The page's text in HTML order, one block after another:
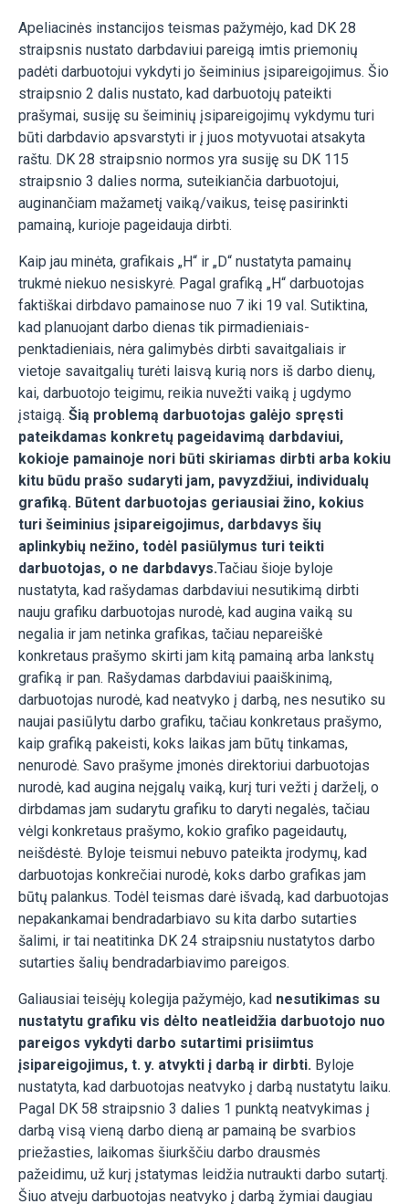
Apeliacinės instancijos teismas pažymėjo, kad DK 28
straipsnis nustato darbdaviui pareigą imtis priemonių
padėti darbuotojui vykdyti jo šeiminius įsipareigojimus. Šio
straipsnio 2 dalis nustato, kad darbuotojų pateikti
prašymai, susiję su šeiminių įsipareigojimų vykdymu turi
būti darbdavio apsvarstyti ir į juos motyvuotai atsakyta
raštu. DK 28 straipsnio normos yra susiję su DK 115
straipsnio 3 dalies norma, suteikiančia darbuotojui,
auginančiam mažametį vaiką/vaikus, teisę pasirinkti
pamainą, kurioje pageidauja dirbti.
Kaip jau minėta, grafikais „H“ ir „D“ nustatyta pamainų
trukmė niekuo nesiskyrė. Pagal grafiką „H“ darbuotojas
faktiškai dirbdavo pamainose nuo 7 iki 19 val. Sutiktina,
kad planuojant darbo dienas tik pirmadieniais-
penktadieniais, nėra galimybės dirbti savaitgaliais ir
vietoje savaitgalių turėti laisvą kurią nors iš darbo dienų,
kai, darbuotojo teigimu, reikia nuvežti vaiką į ugdymo
įstaigą. Šią problemą darbuotojas galėjo spręsti
pateikdamas konkretų pageidavimą darbdaviui,
kokioje pamainoje nori būti skiriamas dirbti arba kokiu
kitu būdu prašo sudaryti jam, pavyzdžiui, individualų
grafiką. Būtent darbuotojas geriausiai žino, kokius
turi šeiminius įsipareigojimus, darbdavys šių
aplinkybių nežino, todėl pasiūlymus turi teikti
darbuotojas, o ne darbdavys.Tačiau šioje byloje
nustatyta, kad rašydamas darbdaviui nesutikimą dirbti
nauju grafiku darbuotojas nurodė, kad augina vaiką su
negalia ir jam netinka grafikas, tačiau nepareiškė
konkretaus prašymo skirti jam kitą pamainą arba lankstų
grafiką ir pan. Rašydamas darbdaviui paaiškinimą,
darbuotojas nurodė, kad neatvyko į darbą, nes nesutiko su
naujai pasiūlytu darbo grafiku, tačiau konkretaus prašymo,
kaip grafiką pakeisti, koks laikas jam būtų tinkamas,
nenurodė. Savo prašyme įmonės direktoriui darbuotojas
nurodė, kad augina neįgalų vaiką, kurį turi vežti į darželį, o
dirbdamas jam sudarytu grafiku to daryti negalės, tačiau
vėlgi konkretaus prašymo, kokio grafiko pageidautų,
neišdėstė. Byloje teismui nebuvo pateikta įrodymų, kad
darbuotojas konkrečiai nurodė, koks darbo grafikas jam
būtų palankus. Todėl teismas darė išvadą, kad darbuotojas
nepakankamai bendradarbiavo su kita darbo sutarties
šalimi, ir tai neatitinka DK 24 straipsniu nustatytos darbo
sutarties šalių bendradarbiavimo pareigos.
Galiausiai teisėjų kolegija pažymėjo, kad nesutikimas su
nustatytu grafiku vis dėlto neatleidžia darbuotojo nuo
pareigos vykdyti darbo sutartimi prisiimtus
įsipareigojimus, t. y. atvykti į darbą ir dirbti. Byloje
nustatyta, kad darbuotojas neatvyko į darbą nustatytu laiku.
Pagal DK 58 straipsnio 3 dalies 1 punktą neatvykimas į
darbą visą vieną darbo dieną ar pamainą be svarbios
priežasties, laikomas šiurkščiu darbo drausmės
pažeidimu, už kurį įstatymas leidžia nutraukti darbo sutartį.
Šiuo atveju darbuotojas neatvyko į darbą žymiai daugiau